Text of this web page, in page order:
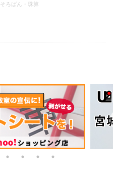
そろばん・珠算